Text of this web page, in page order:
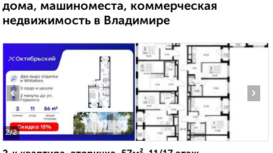
дома, машиноместа, коммерческая
недвижимость в Владимире
2/2
‹ ›